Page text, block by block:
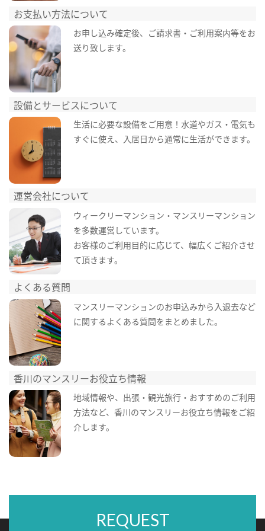
お支払い方法について
お申し込み確定後、ご請求書・ご利用案内等をお
送り致します。
設備とサービスについて
生活に必要な設備をご用意！水道やガス・電気も
すぐに使え、入居日から通常に生活ができます。
運営会社について
ウィークリーマンション・マンスリーマンション
を多数運営しています。
お客様のご利用目的に応じて、幅広くご紹介させ
て頂きます。
よくある質問
マンスリーマンションのお申込みから入退去など
に関するよくある質問をまとめました。
香川のマンスリーお役立ち情報
地域情報や、出張・観光旅行・おすすめのご利用
方法など、香川のマンスリーお役立ち情報をご紹
介します。
REQUEST